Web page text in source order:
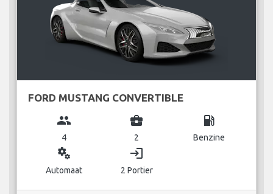
FORD MUSTANG CONVERTIBLE
group
4
business_center
2
local_gas_station
Benzine
miscellaneous_services
Automaat
login
2 Portier